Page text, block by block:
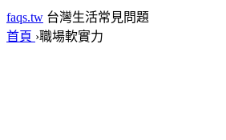
faqs.tw 台灣生活常見問題
首頁 ›職場軟實力